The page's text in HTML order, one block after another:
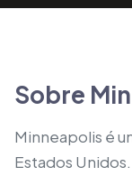
Sobre
Minneapolis é
Estados